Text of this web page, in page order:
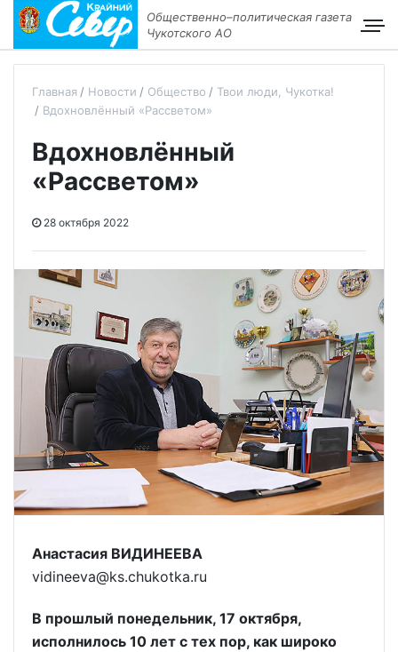
Общественно–политическая газета
Чукотского АО
Главная Новости Общество
Твои люди, Чукотка!
Вдохновлённый «Рассветом»
Вдохновлённый
«Рассветом»
28 октября 2022
Анастасия ВИДИНЕЕВА
vidineeva@ks.chukotka.ru
В прошлый понедельник, 17 октября,
исполнилось 10 лет с тех пор, как широко